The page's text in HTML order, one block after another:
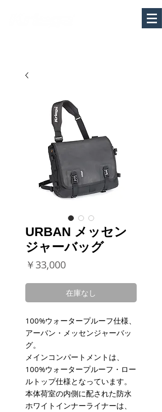
URBAN メッセン
ジャーバッグ
￥33,000価
在庫なし
100%ウォータープルーフ仕様、
アーバン・メッセンジャーバッ
グ。
メインコンパートメントは、
100%ウォータープルーフ・ロー
ルトップ仕様となっています。
本体荷室の内側に配された防水
ホワイトインナーライナーは、